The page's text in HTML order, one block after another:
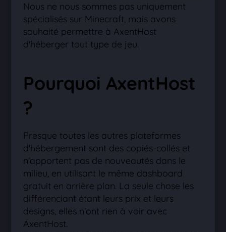
Nous ne nous sommes pas uniquement
spécialisés sur Minecraft, mais avons
souhaité permettre à AxentHost
d'héberger tout type de jeu.
Pourquoi AxentHost
?
Presque toutes les autres plateformes
d'hébergement sont des copiés-collés et
n'apportent pas de nouveautés dans le
milieu, en utilisant le même dashboard
gratuit en arrière plan. La seule chose les
différenciant étant leurs prix et leurs
designs, elles n'ont rien à voir avec
AxentHost.